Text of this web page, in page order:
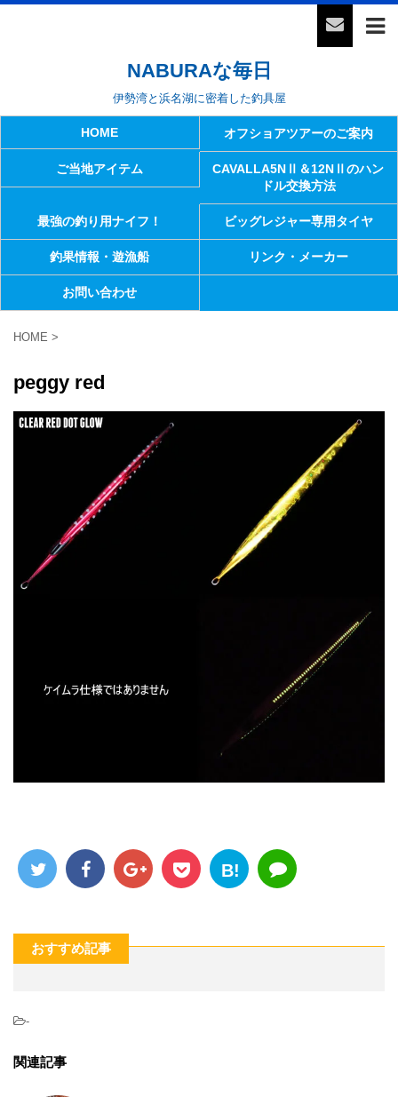
NABURAな毎日
伊勢湾と浜名湖に密着した釣具屋
HOME オフショアツアーのご案内
ご当地アイテム
CAVALLA5NⅡ＆12NⅡのハン
ドル交換方法
最強の釣り用ナイフ！ ビッグレジャー専用タイヤ
釣果情報・遊漁船 リンク・メーカー
お問い合わせ
HOME >
peggy red
B!
おすすめ記事
-
関連記事